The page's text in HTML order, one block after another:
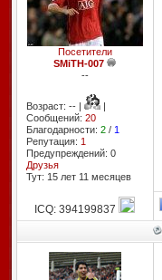
Посетители
SMiTH-007
--
Возраст: -- |
|
Сообщений: 20
Благодарности: 2/ 1
Репутация: 1
Предупреждений: 0
Друзья
Тут: 15 лет 11 месяцев
ICQ: 394199837